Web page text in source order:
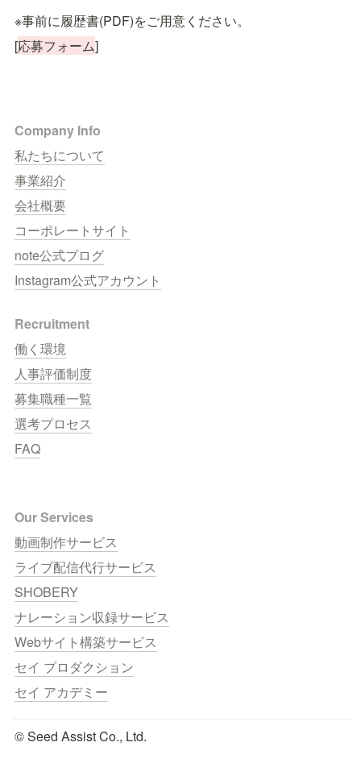
※事前に履歴書(PDF)をご用意ください。
[応募フォーム]
Company Info
私たちについて
事業紹介
会社概要
コーポレートサイト
note公式ブログ
Instagram公式アカウント
Recruitment
働く環境
人事評価制度
募集職種一覧
選考プロセス
FAQ
Our Services
動画制作サービス
ライブ配信代行サービス
SHOBERY
ナレーション収録サービス
Webサイト構築サービス
セイ プロダクション
セイ アカデミー
© Seed Assist Co., Ltd.